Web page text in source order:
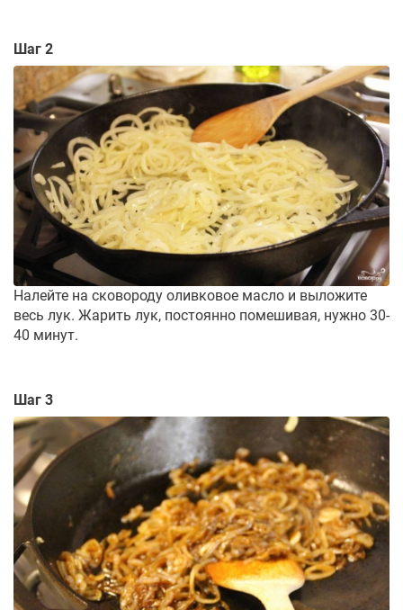
Шаг 2
Налейте на сковороду оливковое масло и выложите
весь лук. Жарить лук, постоянно помешивая, нужно 30-
40 минут.
Шаг 3